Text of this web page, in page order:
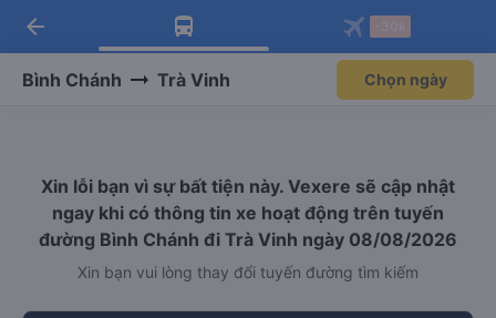
Tải app Vexere ngay!
Nhận ưu đãi thành viên độc
Mở app
Tải app Vexere
-30k/ghế khi đặt vé máy bay qua
Mở app
arrow_back
Bình Chánh Trà Vinh Chọn ngày
Xin lỗi bạn vì sự bất tiện này. Vexere sẽ cập nhật
ngay khi có thông tin xe hoạt động trên tuyến
đường Bình Chánh đi Trà Vinh ngày 08/08/2026
Xin bạn vui lòng thay đổi tuyến đường tìm kiếm